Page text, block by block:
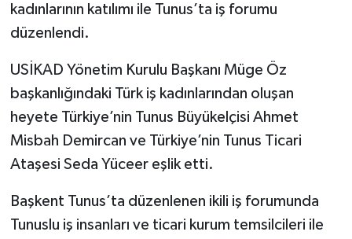
kadınlarının katılımı ile Tunus’ta iş forumu
düzenlendi.
USİKAD Yönetim Kurulu Başkanı Müge Öz
başkanlığındaki Türk iş kadınlarından oluşan
heyete Türkiye’nin Tunus Büyükelçisi Ahmet
Misbah Demircan ve Türkiye’nin Tunus Ticari
Ataşesi Seda Yüceer eşlik etti.
Başkent Tunus’ta düzenlenen ikili iş forumunda
Tunuslu iş insanları ve ticari kurum temsilcileri ile